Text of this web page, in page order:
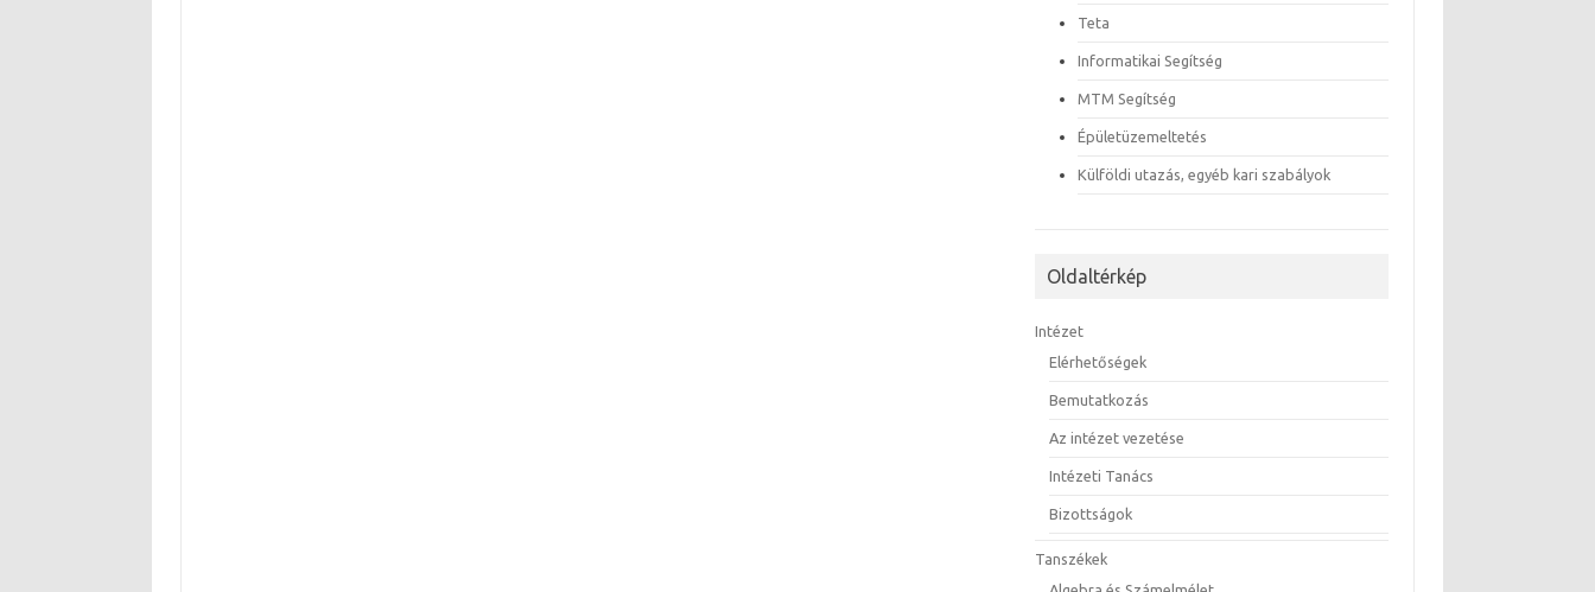
Teta
Informatikai Segítség
MTM Segítség
Épületüzemeltetés
Külföldi utazás, egyéb kari szabályok
Oldaltérkép
Intézet
Elérhetőségek
Bemutatkozás
Az intézet vezetése
Intézeti Tanács
Bizottságok
Tanszékek